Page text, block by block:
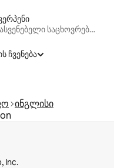
დასასვენებელი საცხოვრებლები
ჩვენება
ინგლისი
Inc.